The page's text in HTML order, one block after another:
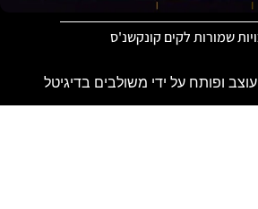
לקים קונקשנ'ס
על ידי משולבים בדיגיטל